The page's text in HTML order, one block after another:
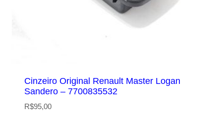
Cinzeiro Original Renault Master Logan
Sandero – 7700835532
R$95,00